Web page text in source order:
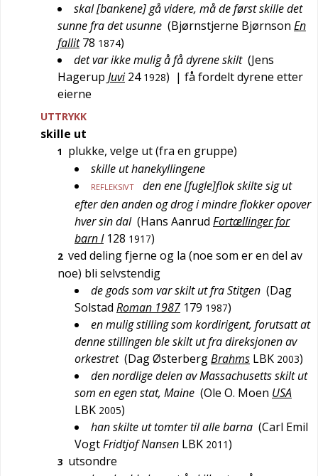
skal [bankene] gå videre, må de først skille det
sunne fra det usunne (Bjørnstjerne Bjørnson En
fallit 78 1874)
det var ikke mulig å få dyrene skilt (Jens
Hagerup Juvi 24 1928) | få fordelt dyrene etter
eierne
UTTRYKK
skille ut
1
plukke, velge ut (fra en gruppe)
skille ut hanekyllingene
REFLEKSIVT
den ene [fugle]flok skilte sig ut
efter den anden og drog i mindre flokker opover
hver sin dal (Hans Aanrud Fortællinger for
barn I 128 1917)
2 ved deling fjerne og la (noe som er en del av
noe) bli selvstendig
de gods som var skilt ut fra Stitgen (Dag
Solstad Roman 1987 179 1987)
en mulig stilling som kordirigent, forutsatt at
denne stillingen ble skilt ut fra direksjonen av
orkestret (Dag ØsterbergBrahms LBK 2003)
den nordlige delen av Massachusetts skilt ut
som en egen stat, Maine (Ole O. Moen USA
LBK 2005)
han skilte ut tomter til alle barna (Carl Emil
VogtFridtjof Nansen LBK 2011)
3 utsondre